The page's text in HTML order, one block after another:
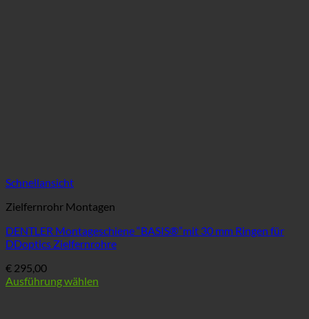
Schnellansicht
Zielfernrohr Montagen
DENTLER Montageschiene “BASIS®”mit 30 mm Ringen für
DDoptics Zielfernrohre
€ 295,00
Ausführung wählen